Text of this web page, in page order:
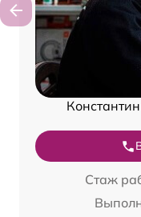
Стаж